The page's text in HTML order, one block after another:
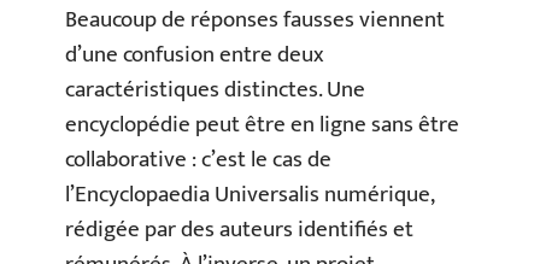
Beaucoup de réponses fausses viennent
d’une confusion entre deux
caractéristiques distinctes. Une
encyclopédie peut être en ligne sans être
collaborative : c’est le cas de
l’Encyclopaedia Universalis numérique,
rédigée par des auteurs identifiés et